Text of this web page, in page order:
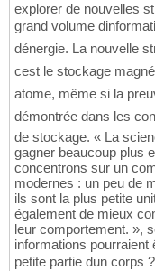
explorer de nouvelles
grand volume
dénergie. La nouvelle
cest le stockage
atome, même si la
démontrée dans les
de stockage. « La
gagner beaucoup plus
concentrons sur un
modernes : un peu de
ils sont la plus petite
également de mieux
leur comportement. »,
informations
petite partie dun corps ?